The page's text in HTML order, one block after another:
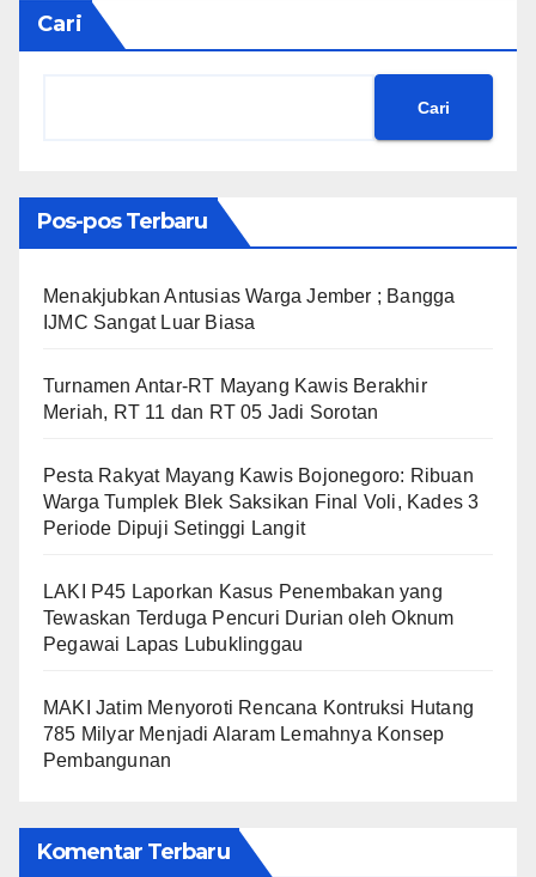
Cari
Cari
Pos-pos Terbaru
Menakjubkan Antusias Warga Jember ; Bangga
IJMC Sangat Luar Biasa
Turnamen Antar-RT Mayang Kawis Berakhir
Meriah, RT 11 dan RT 05 Jadi Sorotan
​Pesta Rakyat Mayang Kawis Bojonegoro: Ribuan
Warga Tumplek Blek Saksikan Final Voli, Kades 3
Periode Dipuji Setinggi Langit
LAKI P45 Laporkan Kasus Penembakan yang
Tewaskan Terduga Pencuri Durian oleh Oknum
Pegawai Lapas Lubuklinggau
MAKI Jatim Menyoroti Rencana Kontruksi Hutang
785 Milyar Menjadi Alaram Lemahnya Konsep
Pembangunan
Komentar Terbaru